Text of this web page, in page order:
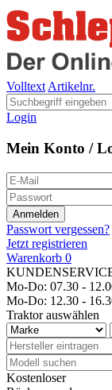
Volltext Artikelnr.
Login
Mein Konto /
Passwort vergessen?
Jetzt registrieren
Warenkorb 0
Mo-Do: 07.30 -
Mo-Do: 12.30 -
Traktor auswählen
Kostenloser